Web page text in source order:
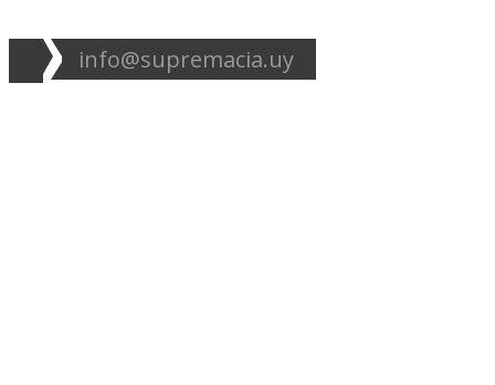
info@supremacia.uy